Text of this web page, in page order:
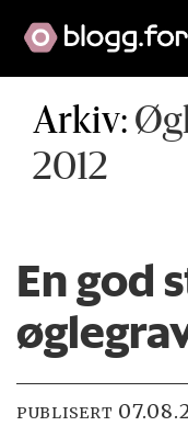
Arkiv:
2012
En god
PUBLISERT